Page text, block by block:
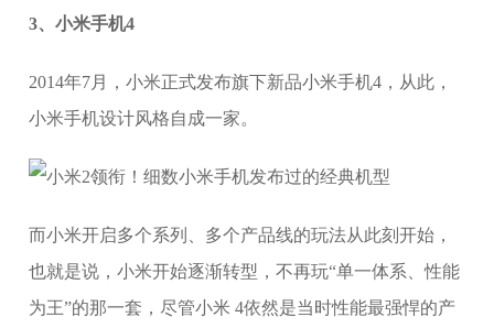
3、小米手机4
2014年7月，小米正式发布旗下新品小米手机4，从此，
小米手机设计风格自成一家。
而小米开启多个系列、多个产品线的玩法从此刻开始，
也就是说，小米开始逐渐转型，不再玩“单一体系、性能
为王”的那一套，尽管小米 4依然是当时性能最强悍的产